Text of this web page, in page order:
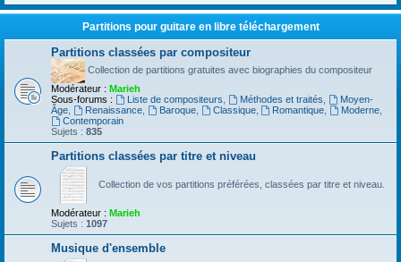
Partitions pour guitare en libre téléchargement
Partitions classées par compositeur
Collection de partitions gratuites avec biographies du compositeur
Modérateur : Marieh
Sous-forums :
Liste de compositeurs Méthodes et traités
Moyen-
Âge
Renaissance, Baroque, Classique, Romantique Moderne
Contemporain
Sujets : 835
Partitions classées par titre et niveau
Collection de vos partitions préférées, classées par titre et niveau.
Modérateur : Marieh
Sujets : 1097
Musique d'ensemble